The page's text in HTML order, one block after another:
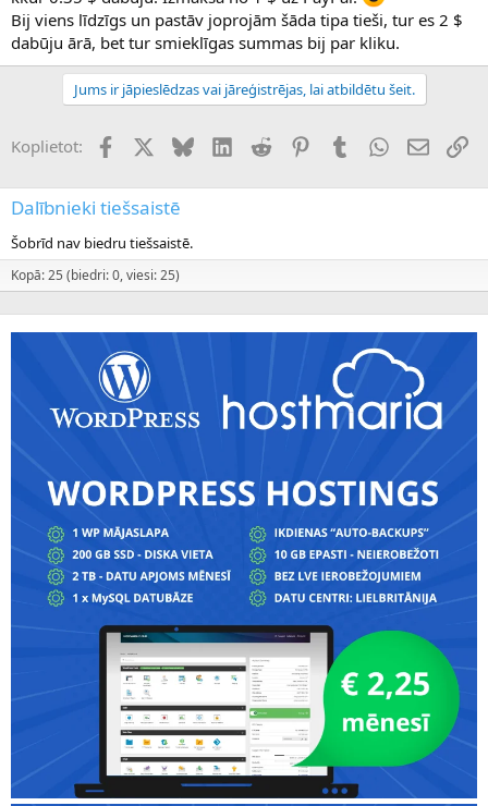
Bij viens līdzīgs un pastāv joprojām šāda tipa tieši, tur es 2 $
dabūju ārā, bet tur smieklīgas summas bij par kliku.
Jums ir jāpieslēdzas vai jāreģistrējas, lai atbildētu šeit.
Koplietot: FacebookX (Twitter)
BlueskyLinkedInReddit PinterestTumblrWhatsApp
E-pasts
Dalībnieki tiešsaistē
Šobrīd nav biedru tiešsaistē.
Kopā: 25 (biedri: 0, viesi: 25)